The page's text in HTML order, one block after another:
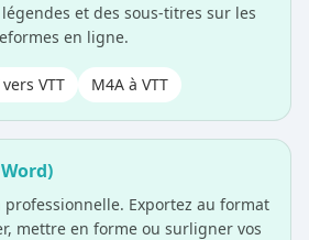
et des sous-titres sur les
en ligne.
vers VTT M4A à VTT
Exportez au format
mettre en forme ou surligner vos